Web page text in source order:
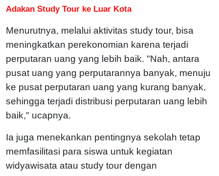
Adakan Study Tour ke Luar Kota
Menurutnya, melalui aktivitas study tour, bisa
meningkatkan perekonomian karena terjadi
perputaran uang yang lebih baik. "Nah, antara
pusat uang yang perputarannya banyak, menuju
ke pusat perputaran uang yang kurang banyak,
sehingga terjadi distribusi perputaran uang lebih
baik," ucapnya.
Ia juga menekankan pentingnya sekolah tetap
memfasilitasi para siswa untuk kegiatan
widyawisata atau study tour dengan